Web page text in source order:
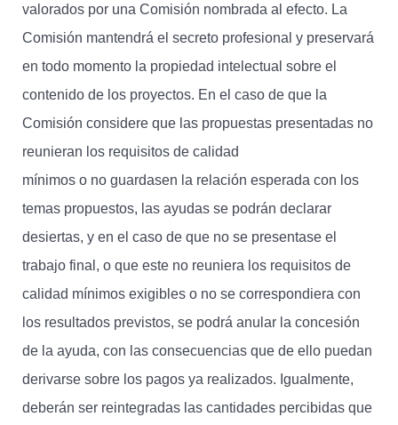
valorados por una Comisión nombrada al efecto. La
Comisión mantendrá el secreto profesional y preservará
en todo momento la propiedad intelectual sobre el
contenido de los proyectos. En el caso de que la
Comisión considere que las propuestas presentadas no
reunieran los requisitos de calidad
mínimos o no guardasen la relación esperada con los
temas propuestos, las ayudas se podrán declarar
desiertas, y en el caso de que no se presentase el
trabajo final, o que este no reuniera los requisitos de
calidad mínimos exigibles o no se correspondiera con
los resultados previstos, se podrá anular la concesión
de la ayuda, con las consecuencias que de ello puedan
derivarse sobre los pagos ya realizados. Igualmente,
deberán ser reintegradas las cantidades percibidas que